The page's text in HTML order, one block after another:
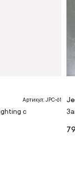
Артикул: JPC-61
с